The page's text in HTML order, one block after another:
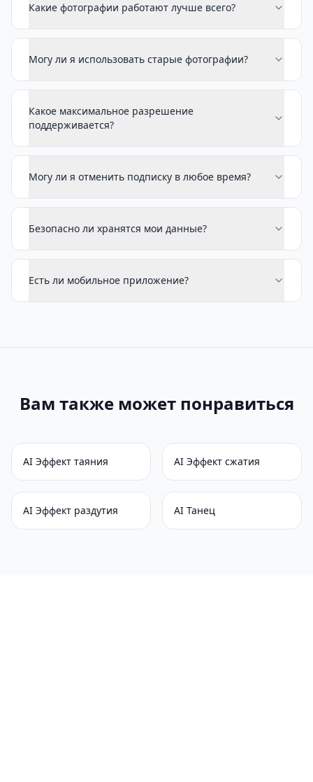
Какие фотографии работают лучше всего?
Могу ли я использовать старые фотографии?
Какое максимальное разрешение
поддерживается?
Могу ли я отменить подписку в любое время?
Безопасно ли хранятся мои данные?
Есть ли мобильное приложение?
Вам также может понравиться
AI Эффект таяния AI Эффект сжатия
AI Эффект раздутия AI Танец